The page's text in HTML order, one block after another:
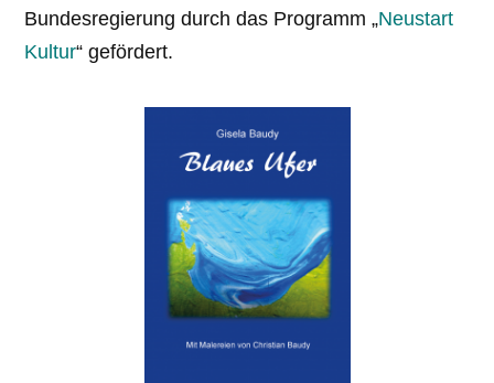
Bundesregierung durch das Programm „Neustart
Kultur“ gefördert.